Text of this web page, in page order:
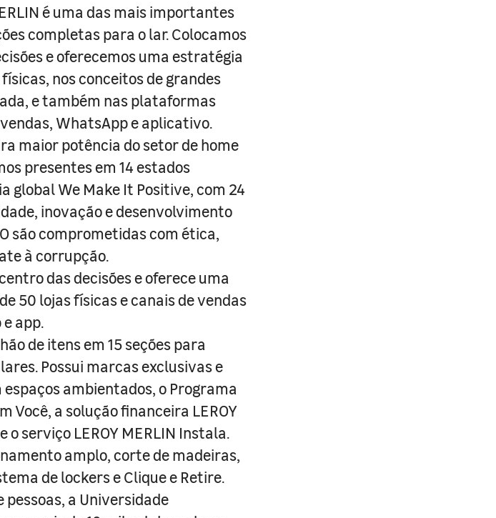
é uma das mais importantes
completas para o lar. Colocamos
e oferecemos uma estratégia
nos conceitos de grandes
e também nas plataformas
WhatsApp e aplicativo.
maior potência do setor de home
presentes em 14 estados
global We Make It Positive, com 24
inovação e desenvolvimento
são comprometidas com ética,
à corrupção.
das decisões e oferece uma
50 lojas físicas e canais de vendas
app.
de itens em 15 seções para
Possui marcas exclusivas e
ambientados, o Programa
Você, a solução financeira LEROY
o serviço LEROY MERLIN Instala.
amplo, corte de madeiras,
de lockers e Clique e Retire.
a Universidade